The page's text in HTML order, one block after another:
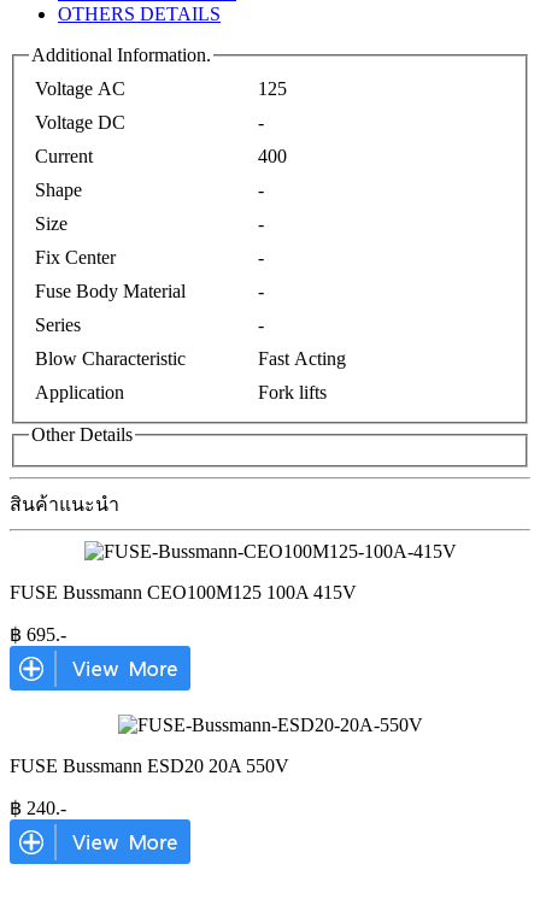
OTHERS DETAILS
Additional Information.
Voltage AC
125
Voltage DC
-
Current
400
Shape
-
Size
-
Fix Center
-
Fuse Body Material
-
Series
-
Blow Characteristic
Fast Acting
Application
Fork lifts
Other Details
สินค้าแนะนำ
FUSE Bussmann CEO100M125 100A 415V
฿ 695.-
FUSE Bussmann ESD20 20A 550V
฿ 240.-